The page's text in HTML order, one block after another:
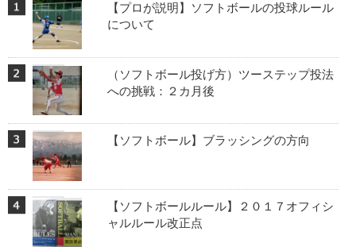
【プロが説明】ソフトボールの投球ルール
について
（ソフトボール投げ方）ツーステップ投法
への挑戦：２カ月後
【ソフトボール】ブラッシングの方向
【ソフトボールルール】２０１７オフィシ
ャルルール改正点